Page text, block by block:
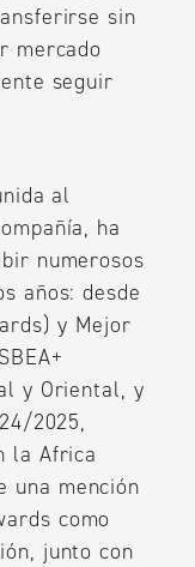
sin
mercado
seguir
al
ha
numerosos
años: desde
y Mejor
y Oriental, y
2025,
la Africa
una mención
como
junto con